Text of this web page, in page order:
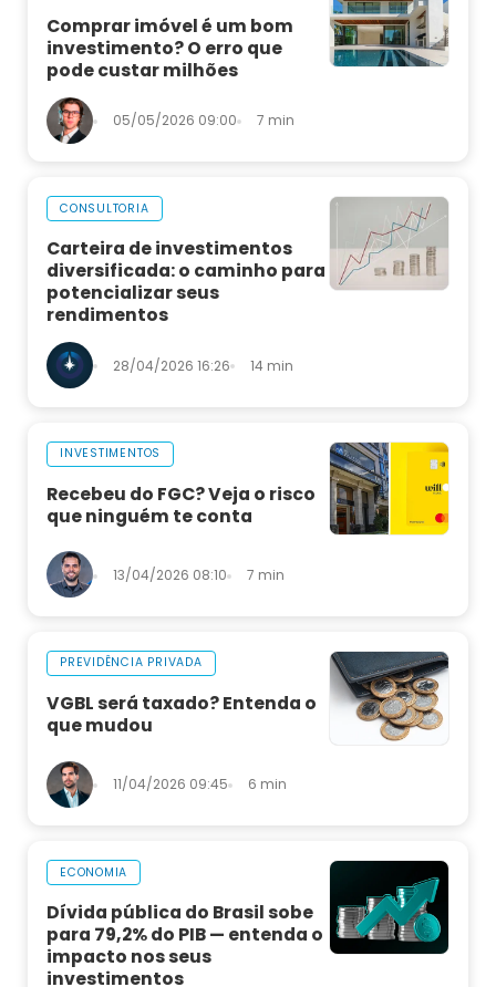
Comprar imóvel é um bom
investimento? O erro que
pode custar milhões
05/05/2026 09:00 7 min
CONSULTORIA
Carteira de investimentos
diversificada: o caminho para
potencializar seus
rendimentos
28/04/2026 16:26 14 min
INVESTIMENTOS
Recebeu do FGC? Veja o risco
que ninguém te conta
13/04/2026 08:10 7 min
PREVIDÊNCIA PRIVADA
VGBL será taxado? Entenda o
que mudou
11/04/2026 09:45 6 min
ECONOMIA
Dívida pública do Brasil sobe
para 79,2% do PIB — entenda o
impacto nos seus
investimentos